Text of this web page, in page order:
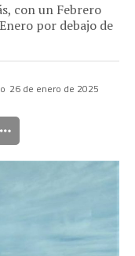
con un Febrero
por debajo de
26 de enero de 2025